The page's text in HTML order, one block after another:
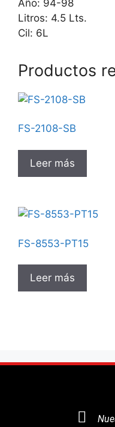
Año: 94-98
Litros: 4.5 Lts.
Cil: 6L
Productos
FS-2108-SB
Leer más
FS-8553-PT15
Leer más